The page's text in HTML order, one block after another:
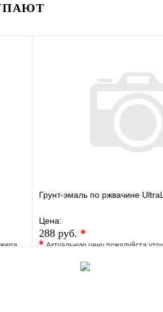
Грунт-эмаль по ржвачине
Цена:
288 руб. *
*Актуальную цену пожалуйста
В избранное